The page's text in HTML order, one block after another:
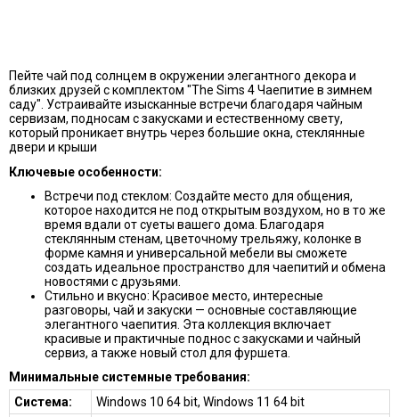
Пейте чай под солнцем в окружении элегантного декора и
близких друзей с комплектом "The Sims 4 Чаепитие в зимнем
саду". Устраивайте изысканные встречи благодаря чайным
сервизам, подносам с закусками и естественному свету,
который проникает внутрь через большие окна, стеклянные
двери и крыши
Ключевые особенности:
Встречи под стеклом: Создайте место для общения,
которое находится не под открытым воздухом, но в то же
время вдали от суеты вашего дома. Благодаря
стеклянным стенам, цветочному трельяжу, колонке в
форме камня и универсальной мебели вы сможете
создать идеальное пространство для чаепитий и обмена
новостями с друзьями.
Стильно и вкусно: Красивое место, интересные
разговоры, чай и закуски — основные составляющие
элегантного чаепития. Эта коллекция включает
красивые и практичные поднос с закусками и чайный
сервиз, а также новый стол для фуршета.
Минимальные системные требования:
Система:
Windows 10 64 bit, Windows 11 64 bit